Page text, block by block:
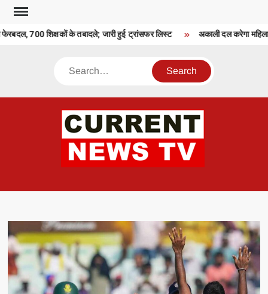
Skip
content700 शिक्षकों के तबादले; जारी हुई ट्रांसफर लिस्ट अकाली दल करेगा
Search